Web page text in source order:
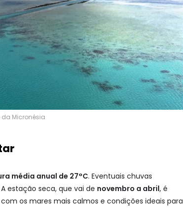
da Micronésia
média anual de 27°C. Eventuais chuvas
estação seca, que vai de novembro a abril, é
os mares mais calmos e condições ideais para